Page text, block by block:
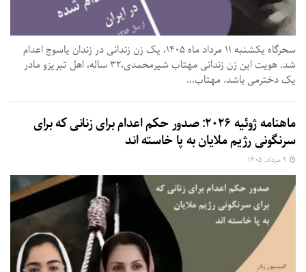
سحرگاه یکشنبه ۱۱ مرداد ماه ۱۴۰۵، یک زن زندانی در زندان یاسوج اعدام
شد. هویت این زن زندانی مهتاب شیرمحمدی،۳۲ ساله، اهل تبریزو مادر
یک دخترمی باشد. مهتاب...
ماهنامه ژوئیه ۲۰۲۶: صدور حکم اعدام برای زنانی که برای
سرنگونی رژیم ملایان به پا خاسته اند